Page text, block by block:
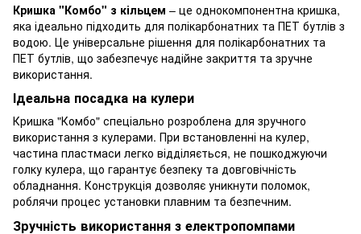
Кришка "Комбо" з кільцем – це однокомпонентна кришка,
яка ідеально підходить для полікарбонатних та ПЕТ бутлів з
водою. Це універсальне рішення для полікарбонатних та
ПЕТ бутлів, що забезпечує надійне закриття та зручне
використання.
Ідеальна посадка на кулери
Кришка "Комбо" спеціально розроблена для зручного
використання з кулерами. При встановленні на кулер,
частина пластмаси легко відділяється, не пошкоджуючи
голку кулера, що гарантує безпеку та довговічність
обладнання. Конструкція дозволяє уникнути поломок,
роблячи процес установки плавним та безпечним.
Зручність використання з електропомпами